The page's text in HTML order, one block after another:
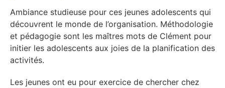
Ambiance studieuse pour ces jeunes adolescents qui
découvrent le monde de l’organisation. Méthodologie
et pédagogie sont les maîtres mots de Clément pour
initier les adolescents aux joies de la planification des
activités.
Les jeunes ont eu pour exercice de chercher chez